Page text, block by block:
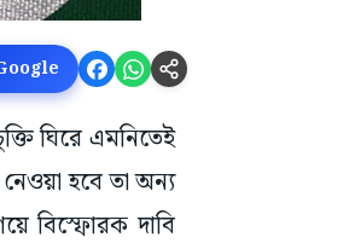
ঘিরে এমনিতেই
নেওয়া হবে তা অন্য
বিস্ফোরক দাবি